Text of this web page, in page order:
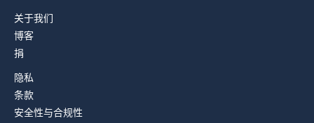
关于我们
博客
捐
隐私
条款
安全性与合规性